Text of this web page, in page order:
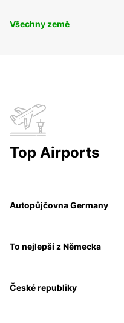
Všechny země
Top Airports
Autopůjčovna Germany
To nejlepší z Německa
České republiky